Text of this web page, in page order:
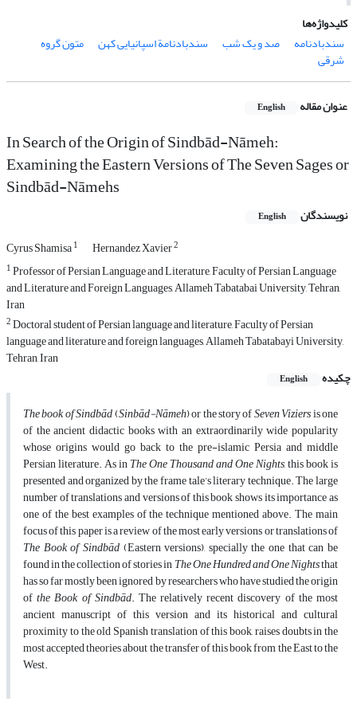
کلیدواژه‌ها
سندبادنامه
صد و یک شب سندبادنامة اسپانیایی کهن متون گروه
شرقی
عنوان مقاله English
In Search of the Origin of Sindbād-Nāmeh:
Examining the Eastern Versions of The Seven Sages or
Sindbād-Nāmehs
نویسندگان English
Cyrus Shamisa1 Hernandez Xavier2
1Professor of Persian Language and Literature, Faculty of Persian Language
and Literature and Foreign Languages, Allameh Tabatabai University, Tehran,
Iran
2Doctoral student of Persian language and literature, Faculty of Persian
language and literature and foreign languages, Allameh Tabatabayi University,
Tehran, Iran
چکیده
English
The book of Sindbād(Sinbād-Nāmeh) or the story ofSeven Viziersis one
of the ancient didactic books with an extraordinarily wide popularity
whose origins would go back to the pre-islamic Persia and middle
Persian literature. As inThe One Thousand and One Nights, this book is
presented and organized by the frame tale’s literary technique. The large
number of translations and versions of this book shows its importance as
one of the best examples of the technique mentioned above. The main
focus of this paper is a review of the most early versions or translations of
The Book of Sindbād(Eastern versions), specially the one that can be
found in the collection of stories inThe One Hundred and One Nightsthat
has so far mostly been ignored by researchers who have studied the origin
ofthe Book of Sindbād. The relatively recent discovery of the most
ancient manuscript of this version and its historical and cultural
proximity to the old Spanish translation of this book, raises doubts in the
most accepted theories about the transfer of this book from the East to the
West.